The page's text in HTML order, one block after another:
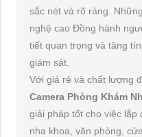
sắc nét và rõ ràng.
nghệ cao Đồng hành
tiết quan trọng và tăng
giám sát.
Với giá rẻ và chất lượng
Camera Phòng Khám
giải pháp tốt cho việc lắp
nha khoa, văn phòng,